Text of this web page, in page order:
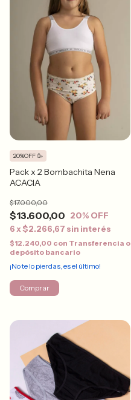
Pack x 2 Bombachita Nena
ACACIA
$13.600,00
$17.000,00
20% OFF
6 x$2.266,67 sin interés
20%OFF 🥳
$12.240,00 con Transferencia o
depósito bancario
¡No te lo pierdas, es el último!
Comprar